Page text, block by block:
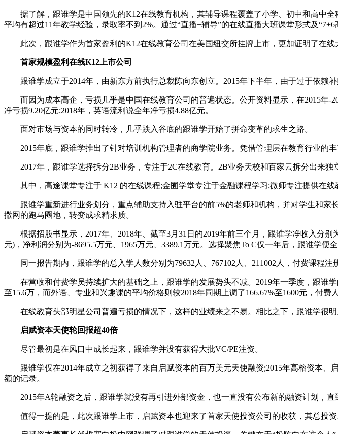
据了解，跟谁学是中国领先的K12在线教育机构，其辅导课程覆盖了小学、初中和高中
平均有超过11年教学经验，录取率不到2%。通过“直播+辅导”的在线直播大班课堂形式及
此次，跟谁学作为首家盈利的K12在线教育公司在美国纽交所挂牌上市，更加证明了在线
首家规模盈利在线K12上市公司
跟谁学成立于2014年，由新东方前执行总裁陈向东创立。2015年下半年，由于过于依赖
而因为成本高企，亏损几乎是中国在线教育公司的普遍状态。公开资料显示，在2015年-
净亏损9.20亿元;2018年，英语流利说全年净亏损4.88亿元。
面对市场与资本的同时转冷，几乎跌入谷底的跟谁学开始了拼命变革的求生之路。
2015年底，跟谁学推出了针对培训机构管理者的商学院业务。凭借管理层在教育行业的丰
2017年，跟谁学选择拆分2B业务，专注于2C在线教育。2B业务天校和百家云拆分出来独
其中，高途课堂专注于 K12 的在线课程;金囿学堂专注于金融课程学习;微师专注提供在线
跟谁学重新进行业务划分，重点辅助支持入驻平台的前5%的老师和机构，并对学生和家
撒网的跑马圈地，转变成求精求质。
根据招股书显示，2017年、2018年、截至3月31日的2019年前三个月，跟谁学净收入分别
元)，净利润分别为-8695.5万元、1965万元、3389.1万元。选择聚焦To C仅一年后，跟谁学便全
同一报告期内，跟谁学的总入学人数分别为79632人、767102人、211002人，付费课程注册
在营收和付费学员持续扩大的基础之上，跟谁学的发展势头不减。2019年一季度，跟谁
至15.6万，而外语、专业和兴趣课的平均价格则较2018年同期上调了166.67%至1600元，付费
在线教育头部明星公司普遍亏损的情况下，这样的业绩来之不易。相比之下，跟谁学很明
启赋资本天使轮回报超40倍
尽管最初是在风口中成长起来，跟谁学并没有获得大批VC/PE注资。
跟谁学仅在2014年成立之初获得了来自启赋资本的百万美元天使融资;2015年高榕资本、
额的记录。
2015年A轮融资之后，跟谁学就没有再引进外部资金，也一直没有公布新的融资计划，直
值得一提的是，此次跟谁学上市，启赋资本也迎来了首家天使投资公司的收获，其总投资